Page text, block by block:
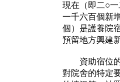
現在（即二○
一千六百個新
個）是護養院
預留地方興建
資助宿位的
對院舍的特定